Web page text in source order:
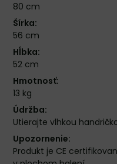
80 cm
Šírka:
56 cm
Hĺbka:
52 cm
Hmotnosť:
13 kg
Údržba:
Utierajte vlhkou
Upozornenie:
Produkt je CE